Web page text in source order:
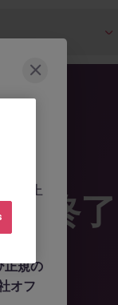
終
す
した上
、
正規の
オフ